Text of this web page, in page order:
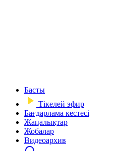
Басты
Тікелей эфир
Бағдарлама кестесі
Жаңалықтар
Жобалар
Видеоархив